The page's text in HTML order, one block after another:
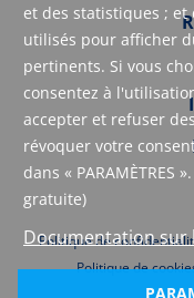
et des statistiques ; et
utilisés pour afficher
pertinents. Si vous
consentez à
accepter et refuser
révoquer votre
dans « PARAMÈTRES
gratuite)
Documentation sur
Politique de
Politique de